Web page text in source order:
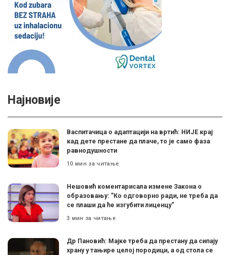
Најновије
Васпитачица о адаптацији на вртић: НИЈЕ крај
кад дете престане да плаче, то је само фаза
равнодушности
10 мин за читање
Нешовић коментарисала измене Закона о
образовању: ”Ко одговорно ради, не треба да
се плаши да ће изгубити лиценцу”
3 мин за читање
Др Пановић: Мајке треба да престану да сипају
храну у тањире целој породици, а од стола се